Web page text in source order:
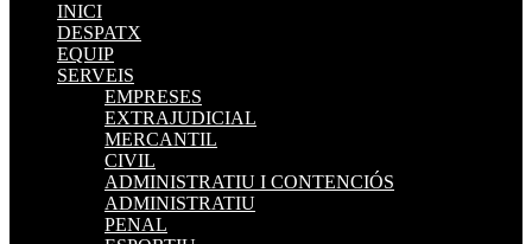
INICI
DESPATX
EQUIP
SERVEIS
EMPRESES
EXTRAJUDICIAL
MERCANTIL
CIVIL
ADMINISTRATIU I CONTENCIÓS
ADMINISTRATIU
PENAL